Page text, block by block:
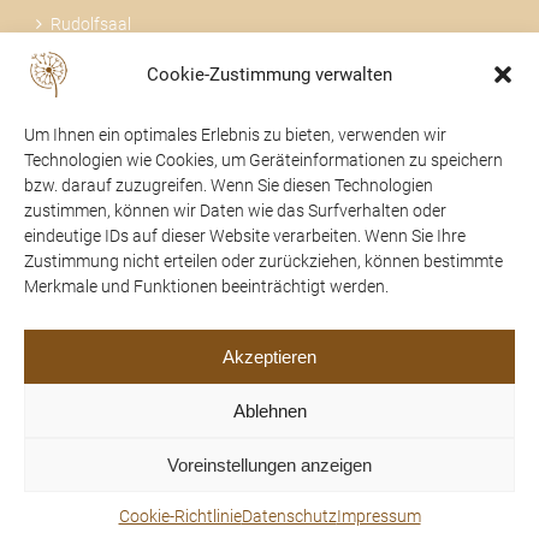
Cookie-Zustimmung verwalten
Um Ihnen ein optimales Erlebnis zu bieten, verwenden wir
Technologien wie Cookies, um Geräteinformationen zu speichern
bzw. darauf zuzugreifen. Wenn Sie diesen Technologien
zustimmen, können wir Daten wie das Surfverhalten oder
eindeutige IDs auf dieser Website verarbeiten. Wenn Sie Ihre
Zustimmung nicht erteilen oder zurückziehen, können bestimmte
Merkmale und Funktionen beeinträchtigt werden.
Akzeptieren
Ablehnen
Voreinstellungen anzeigen
Cookie-RichtlinieDatenschutzImpressum
Rudolfsaal
Über uns
24 STUNDEN FÜR SIE DA
07475 / 52104
office@trauerhilfe-beer.at
Umsetzung durchIT for your needs